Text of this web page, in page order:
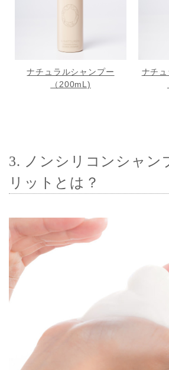
ナチュラルシャンプー
（200mL)
ナチ
3. ノンシリコンシャン
リットとは？